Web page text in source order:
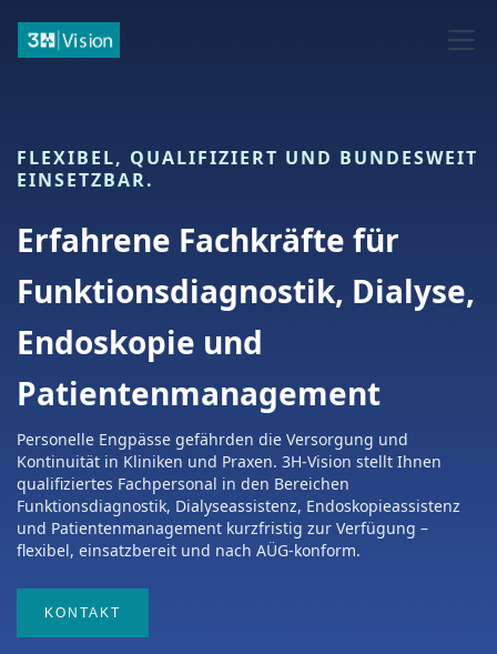
FLEXIBEL, QUALIFIZIERT UND BUNDESWEIT
EINSETZBAR.
Erfahrene Fachkräfte für
Funktionsdiagnostik, Dialyse,
Endoskopie und
Patientenmanagement
Personelle Engpässe gefährden die Versorgung und
Kontinuität in Kliniken und Praxen. 3H-Vision stellt Ihnen
qualifiziertes Fachpersonal in den Bereichen
Funktionsdiagnostik, Dialyseassistenz, Endoskopieassistenz
und Patientenmanagement kurzfristig zur Verfügung –
flexibel, einsatzbereit und nach AÜG-konform.
KONTAKT